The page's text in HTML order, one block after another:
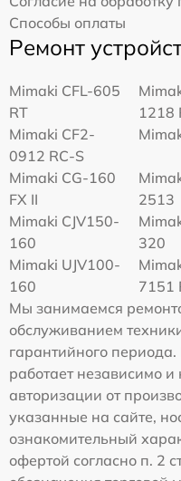
Способы оплаты
Ремонт
Mimaki CFL-605
RT
1218
Mimaki CF2-
0912 RC-S
Mimaki CG-160
FX II
2513
Mimaki СJV150-
160
320
Mimaki UJV100-
160
7151
Мы занимаемся
обслуживанием
гарантийного
работает независимо
авторизации от
указанные на сайте,
ознакомительный
офертой согласно п. 2